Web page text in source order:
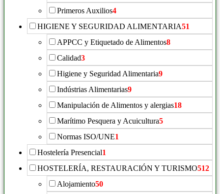
Primeros Auxilios4
HIGIENE Y SEGURIDAD ALIMENTARIA51
APPCC y Etiquetado de Alimentos8
Calidad3
Higiene y Seguridad Alimentaria9
Indústrias Alimentarias9
Manipulación de Alimentos y alergias18
Marítimo Pesquera y Acuicultura5
Normas ISO/UNE1
Hostelería Presencial1
HOSTELERÍA, RESTAURACIÓN Y TURISMO512
Alojamiento50